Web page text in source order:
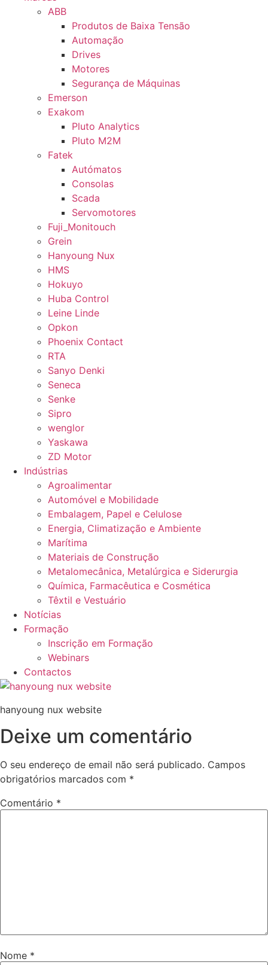
ABB
Produtos de Baixa Tensão
Automação
Drives
Motores
Segurança de Máquinas
Emerson
Exakom
Pluto Analytics
Pluto M2M
Fatek
Autómatos
Consolas
Scada
Servomotores
Fuji_Monitouch
Grein
Hanyoung Nux
HMS
Hokuyo
Huba Control
Leine Linde
Opkon
Phoenix Contact
RTA
Sanyo Denki
Seneca
Senke
Sipro
wenglor
Yaskawa
ZD Motor
Indústrias
Agroalimentar
Automóvel e Mobilidade
Embalagem, Papel e Celulose
Energia, Climatização e Ambiente
Marítima
Materiais de Construção
Metalomecânica, Metalúrgica e Siderurgia
Química, Farmacêutica e Cosmética
Têxtil e Vestuário
Notícias
Formação
Inscrição em Formação
Webinars
Contactos
hanyoung nux website
Deixe um comentário
O seu endereço de email não será publicado. Campos
obrigatórios marcados com *
Comentário *
Nome *